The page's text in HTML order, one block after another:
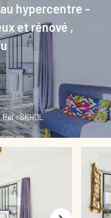
hypercentre -
et rénové ,
Réf : SKHOL